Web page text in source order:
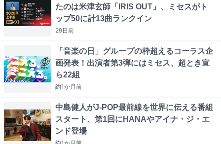
たのは米津玄師「IRIS OUT」、ミセスがト
ップ50に計13曲ランクイン
29日前
「音楽の日」グループの枠超えるコーラス企
画発表！出演者第3弾にはミセス、超とき宣
ら22組
約1か月前
中島健人がJ-POP最前線を世界に伝える番組
スタート、第1回にHANAやアイナ・ジ・エ
ンド登場